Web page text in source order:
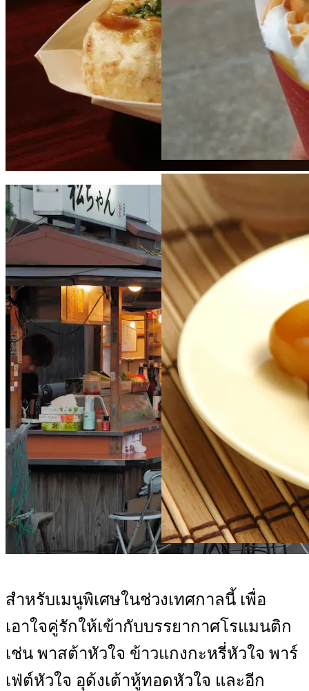
สำหรับเมนูพิเศษในช่วงเทศกาลนี้ เพื่อ
เอาใจคู่รักให้เข้ากับบรรยากาศโรแมนติก
เช่น พาสต้าหัวใจ ข้าวแกงกะหรี่หัวใจ พาร์
เฟ่ต์หัวใจ อุด้งเต้าหู้ทอดหัวใจ และอีก